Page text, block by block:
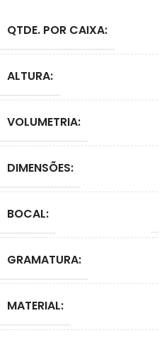
QTDE. POR CAIXA:
ALTURA:
VOLUMETRIA:
DIMENSÕES:
BOCAL:
GRAMATURA:
MATERIAL: